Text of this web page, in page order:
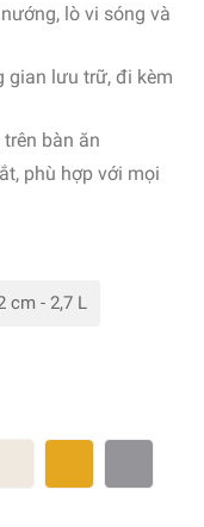
lò vi sóng và
gian lưu trữ, đi kèm
bàn ăn
phù hợp với mọi
cm - 2,7 L